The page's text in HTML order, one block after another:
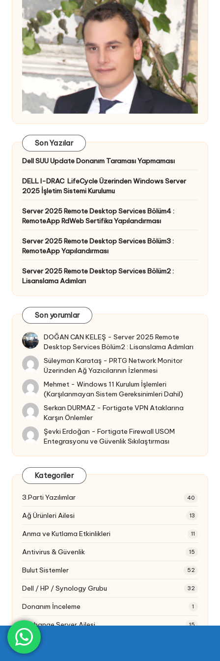
Son Yazılar
Dell SUU Update Donanım Taraması Yapmaması
DELL I-DRAC LifeCycle Üzerinden Windows Server
2025 İşletim Sistemi Kurulumu
Server 2025 Remote Desktop Services Bölüm4 :
RemoteApp RdWeb Sertifika Yapılandırması
Server 2025 Remote Desktop Services Bölüm3 :
RemoteApp Yapılandırması
Server 2025 Remote Desktop Services Bölüm2 :
Lisanslama Adımları
Son yorumlar
DOĞAN CAN KELEŞ -Server 2025 Remote
Desktop Services Bölüm2 : Lisanslama Adımları
Süleyman Karataş -PRTG Network Monitor
Üzerinden Ağ Yazıcılarının İzlenmesi
Mehmet -Windows 11 Kurulum İşlemleri
(Karşılanmayan Sistem Gereksinimleri Dahil)
Serkan DURMAZ -Fortigate VPN Ataklarına
Karşın Önlemler
Şevki Erdoğan -Fortigate Firewall USOM
Entegrasyonu ve Güvenlik Sıkılaştırması
Kategoriler
3.Parti Yazılımlar 40
Ağ Ürünleri Ailesi 13
Anma ve Kutlama Etkinlikleri 11
Antivirus & Güvenlik 15
Bulut Sistemler 52
Dell / HP / Synology Grubu 32
Donanım İnceleme 1
Exchange Server Ailesi 15
Genel Paylaşım & İpucu